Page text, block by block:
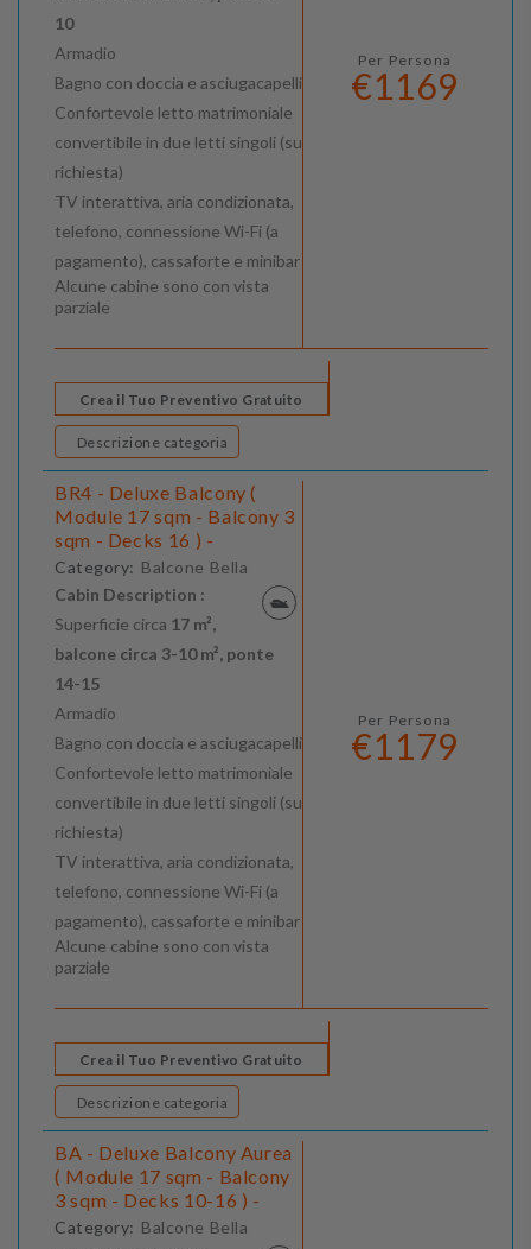
10
Armadio
Bagno con doccia e asciugacapelli
Confortevole letto matrimoniale
convertibile in due letti singoli (su
richiesta)
TV interattiva, aria condizionata,
telefono, connessione Wi-Fi (a
pagamento), cassaforte e minibar
Alcune cabine sono con vista
parziale
Per Persona
€1169
Crea il Tuo Preventivo Gratuito
Descrizione categoria
BR4 - Deluxe Balcony (
Module 17 sqm - Balcony 3
sqm - Decks 16 ) -
Category: Balcone Bella
Cabin Description :
Superficie circa 17 m²,
balcone circa 3-10 m², ponte
14-15
Armadio
Bagno con doccia e asciugacapelli
Confortevole letto matrimoniale
convertibile in due letti singoli (su
richiesta)
TV interattiva, aria condizionata,
telefono, connessione Wi-Fi (a
pagamento), cassaforte e minibar
Alcune cabine sono con vista
parziale
Per Persona
€1179
Crea il Tuo Preventivo Gratuito
Descrizione categoria
BA - Deluxe Balcony Aurea
( Module 17 sqm - Balcony
3 sqm - Decks 10-16 ) -
Category: Balcone Bella